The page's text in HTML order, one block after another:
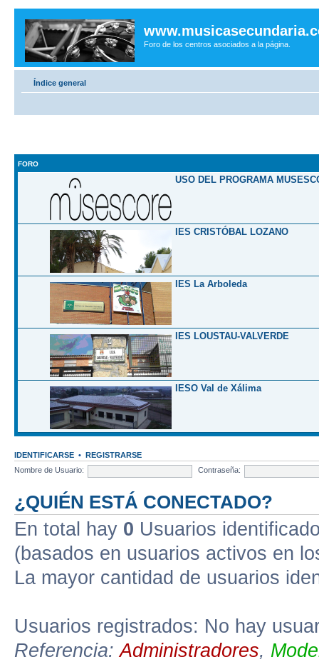
Foro de los centros asociados a la página.
Índice general
FORO
USO DEL PROGRAMA
IES CRISTÓBAL LOZANO
IES La Arboleda
IES LOUSTAU-VALVERDE
IESO Val de Xálima
IDENTIFICARSE • REGISTRARSE
Nombre de Usuario:
Contraseña:
¿QUIÉN ESTÁ CONECTADO?
En total hay 0 Usuarios
(basados en usuarios activos en
La mayor cantidad de usuarios
Usuarios registrados: No hay
Referencia:Administradores,